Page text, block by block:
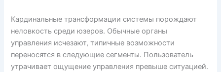
Кардинальные трансформации системы порождают
неловкость среди юзеров. Обычные органы
управления исчезают, типичные возможности
переносятся в следующие сегменты. Пользователь
утрачивает ощущение управления превыше ситуацией.